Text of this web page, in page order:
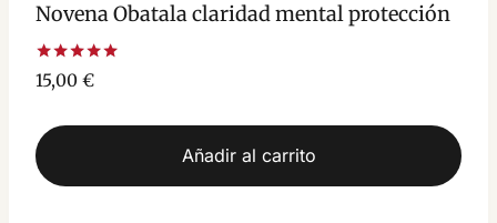
Novena Obatala claridad mental protección
Valorado
con
de 5
15,00 €
Añadir al carrito